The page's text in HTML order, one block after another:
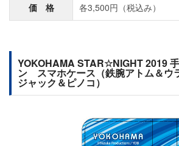
価 格 各3,500円（税込み）
YOKOHAMA STAR☆NIGHT 2019
ン スマホケース（鉄腕アトム＆ウ
ジャック＆ピノコ）